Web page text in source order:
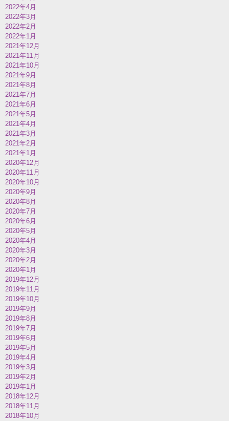
2022年4月
2022年3月
2022年2月
2022年1月
2021年12月
2021年11月
2021年10月
2021年9月
2021年8月
2021年7月
2021年6月
2021年5月
2021年4月
2021年3月
2021年2月
2021年1月
2020年12月
2020年11月
2020年10月
2020年9月
2020年8月
2020年7月
2020年6月
2020年5月
2020年4月
2020年3月
2020年2月
2020年1月
2019年12月
2019年11月
2019年10月
2019年9月
2019年8月
2019年7月
2019年6月
2019年5月
2019年4月
2019年3月
2019年2月
2019年1月
2018年12月
2018年11月
2018年10月